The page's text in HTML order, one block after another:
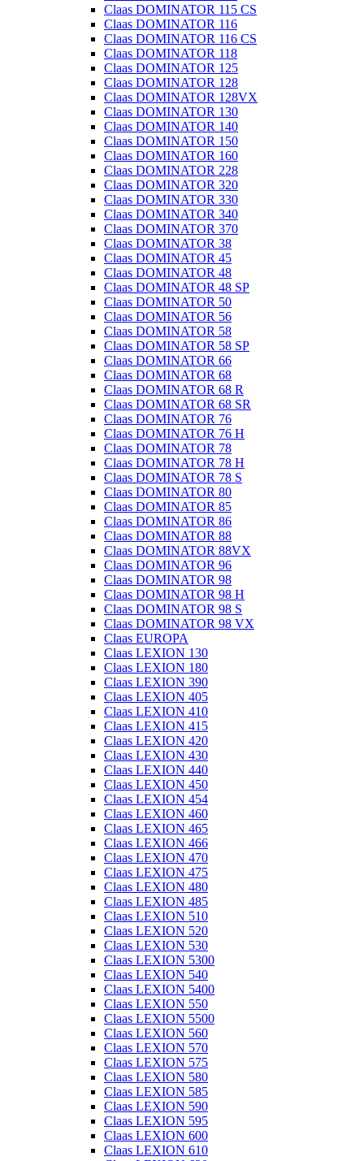
Claas DOMINATOR 115 CS
Claas DOMINATOR 116
Claas DOMINATOR 116 CS
Claas DOMINATOR 118
Claas DOMINATOR 125
Claas DOMINATOR 128
Claas DOMINATOR 128VX
Claas DOMINATOR 130
Claas DOMINATOR 140
Claas DOMINATOR 150
Claas DOMINATOR 160
Claas DOMINATOR 228
Claas DOMINATOR 320
Claas DOMINATOR 330
Claas DOMINATOR 340
Claas DOMINATOR 370
Claas DOMINATOR 38
Claas DOMINATOR 45
Claas DOMINATOR 48
Claas DOMINATOR 48 SP
Claas DOMINATOR 50
Claas DOMINATOR 56
Claas DOMINATOR 58
Claas DOMINATOR 58 SP
Claas DOMINATOR 66
Claas DOMINATOR 68
Claas DOMINATOR 68 R
Claas DOMINATOR 68 SR
Claas DOMINATOR 76
Claas DOMINATOR 76 H
Claas DOMINATOR 78
Claas DOMINATOR 78 H
Claas DOMINATOR 78 S
Claas DOMINATOR 80
Claas DOMINATOR 85
Claas DOMINATOR 86
Claas DOMINATOR 88
Claas DOMINATOR 88VX
Claas DOMINATOR 96
Claas DOMINATOR 98
Claas DOMINATOR 98 H
Claas DOMINATOR 98 S
Claas DOMINATOR 98 VX
Claas EUROPA
Claas LEXION 130
Claas LEXION 180
Claas LEXION 390
Claas LEXION 405
Claas LEXION 410
Claas LEXION 415
Claas LEXION 420
Claas LEXION 430
Claas LEXION 440
Claas LEXION 450
Claas LEXION 454
Claas LEXION 460
Claas LEXION 465
Claas LEXION 466
Claas LEXION 470
Claas LEXION 475
Claas LEXION 480
Claas LEXION 485
Claas LEXION 510
Claas LEXION 520
Claas LEXION 530
Claas LEXION 5300
Claas LEXION 540
Claas LEXION 5400
Claas LEXION 550
Claas LEXION 5500
Claas LEXION 560
Claas LEXION 570
Claas LEXION 575
Claas LEXION 580
Claas LEXION 585
Claas LEXION 590
Claas LEXION 595
Claas LEXION 600
Claas LEXION 610